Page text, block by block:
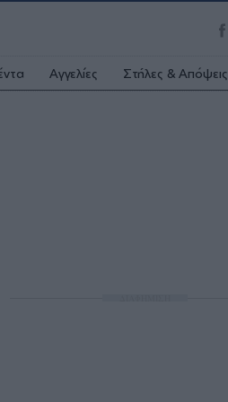
Αγγελίες Στήλες & Απόψεις